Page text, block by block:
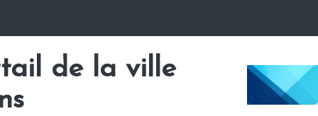
de la ville